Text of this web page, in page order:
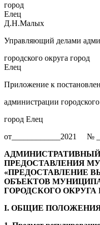
город
Д.Н.Малых
Управляющий делами
городского округа город
Елец О.Н.
Приложение к
администрации
город Елец
от____________2021 №
ПРЕДОСТАВЛЕНИЯ
«ПРЕДОСТАВЛЕНИЕ
ОБЪЕКТОВ
ГОРОДСКОГО ОКРУГА
I. ОБЩИЕ